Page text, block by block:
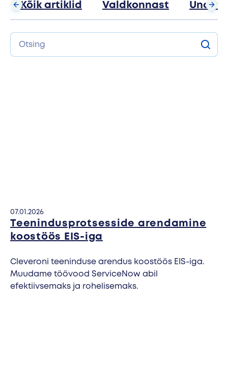
Tooted
Robootilised pakiautomaadid
Privaatpostitus: Cleveron 354
Cleveron 355
Kõik artiklid Valdkonnast
Otsing
Teenindusprotsesside arendamine
koostöös EIS-iga
Cleveroni teeninduse arendus koostöös EIS-iga.
Muudame töövood ServiceNow abil
efektiivsemaks ja rohelisemaks.
07.01.2026